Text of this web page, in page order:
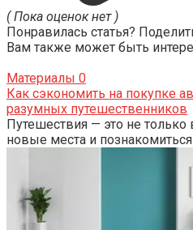
( Пока оценок нет )
Понравилась статья?
Вам также может быть
Материалы 0
Как сэкономить на покупке
разумных путешественников
Путешествия — это не
новые места и